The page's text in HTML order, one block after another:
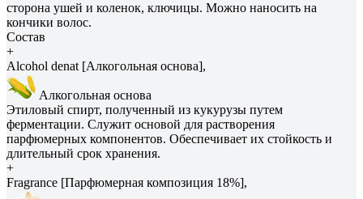
сторона ушей и коленок, ключицы. Можно наносить на
кончики волос.
Состав
+
Alcohol denat [Алкогольная основа],
Алкогольная основа
Этиловый спирт, полученный из кукурузы путем
ферментации. Служит основой для растворения
парфюмерных компонентов. Обеспечивает их стойкость и
длительный срок хранения.
+
Fragrance [Парфюмерная композиция 18%],